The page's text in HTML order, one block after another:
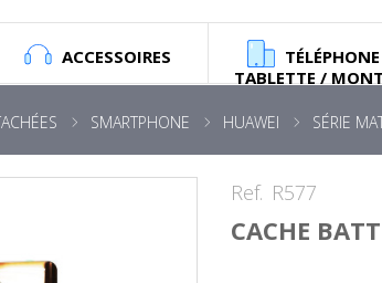
ACCESSOIRES
TABLETTE /
SMARTPHONE HUAWEI SÉRIE
Ref. R577
CACHE